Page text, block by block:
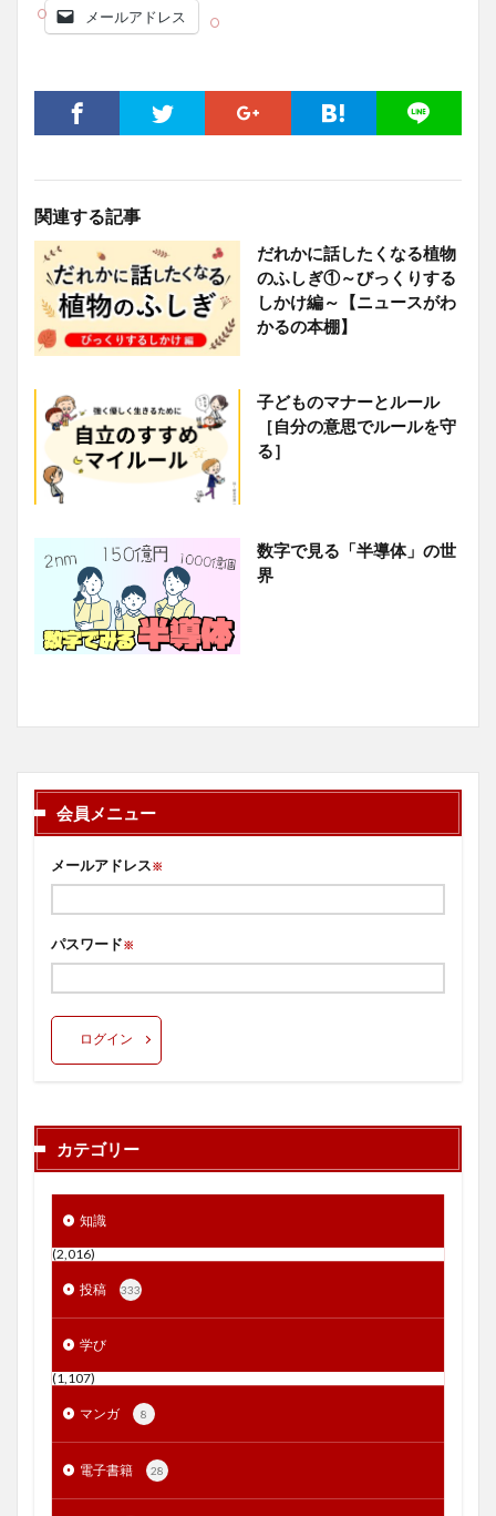
メールアドレス
関連する記事
だれかに話したくなる植物
のふしぎ①～びっくりする
しかけ編～【ニュースがわ
かるの本棚】
子どものマナーとルール
［自分の意思でルールを守
る］
数字で見る「半導体」の世
界
会員メニュー
メールアドレス※
パスワード※
ログイン
カテゴリー
知識
(2,016)
投稿 333
学び
(1,107)
マンガ 8
電子書籍 28